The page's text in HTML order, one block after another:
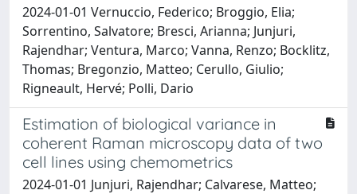
2024-01-01 Vernuccio, Federico; Broggio, Elia;
Sorrentino, Salvatore; Bresci, Arianna; Junjuri,
Rajendhar; Ventura, Marco; Vanna, Renzo; Bocklitz,
Thomas; Bregonzio, Matteo; Cerullo, Giulio;
Rigneault, Hervé; Polli, Dario
Estimation of biological variance in
coherent Raman microscopy data of two
cell lines using chemometrics
2024-01-01 Junjuri, Rajendhar; Calvarese, Matteo;